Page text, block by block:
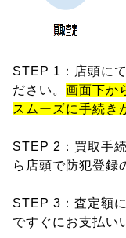
STEP 1：店頭に
ださい。 画面下か
スムーズに手続き
STEP 2：買取手
ら店頭で防犯登録
STEP 3：査定額
ですぐにお支払い